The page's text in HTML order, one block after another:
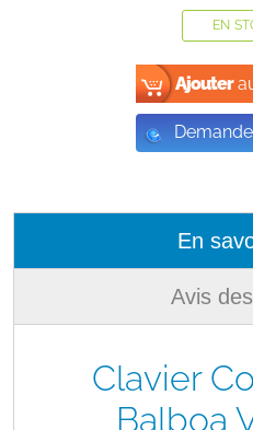
EN
Ajouter
En
Avis
Clavier Commande
Balboa